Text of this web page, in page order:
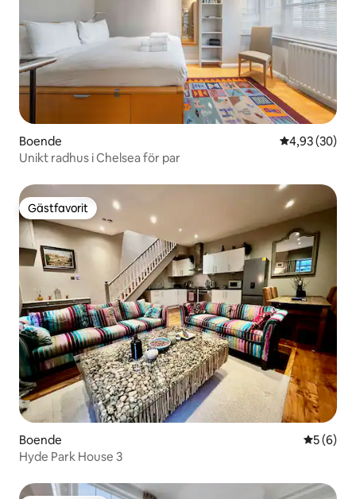
Boende 4,93 av 5 i
4,93 (30)
Unikt radhus i Chelsea för par
Gästfavorit
Gästfavorit
Boende 5 av 5 i
5 (6)
Hyde Park House 3